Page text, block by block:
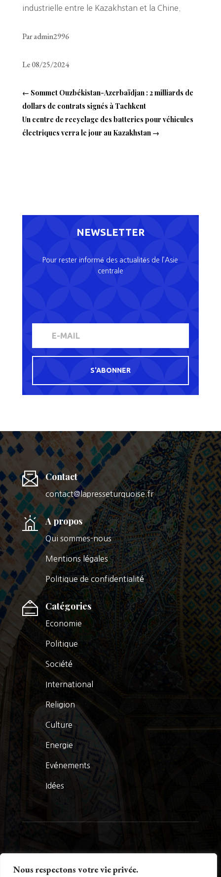
Nous respectons votre vie privée.
industrielle entre le Kazakhstan et la Chine.
Par admin2996
Le 08/25/2024
← Sommet Ouzbékistan-Azerbaïdjan : 2 milliards de
dollars de contrats signés à Tachkent
Un centre de recyclage des batteries pour véhicules
électriques verra le jour au Kazakhstan→
NEWSLETTER
Pour rester informé des actualités de l’Asie
centrale
S'ABONNER
Contact
contact@lapresseturquoise.fr
A propos
Qui sommes-nous
Mentions légales
Politique de confidentialité
Catégories
Economie
Politique
Société
International
Religion
Culture
Energie
Evénements
Idées